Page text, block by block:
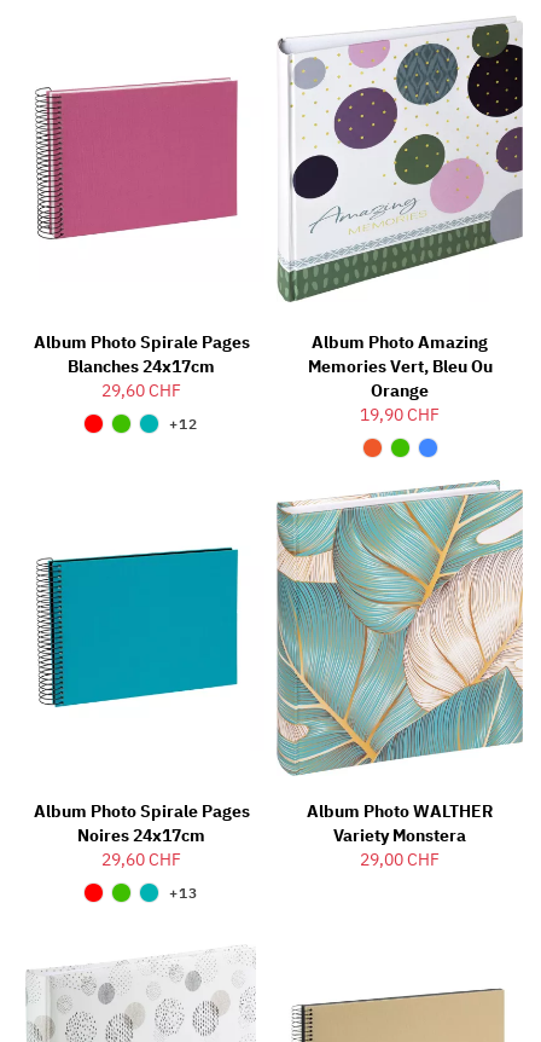
Album Photo Spirale Pages
Blanches 24x17cm
29,60 CHF
+12
Album Photo Amazing
Memories Vert, Bleu Ou
Orange
19,90 CHF
Album Photo Spirale Pages
Noires 24x17cm
29,60 CHF
+13
Album Photo WALTHER
Variety Monstera
29,00 CHF